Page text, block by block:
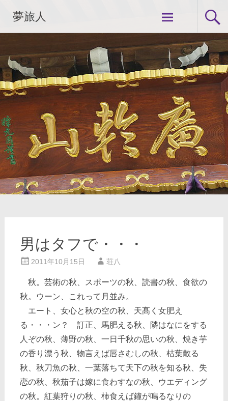
ツ
へ
ス
キ
ッ
プ
夢旅人
男はタフで・・・
2011年10月15日 荘八
秋。芸術の秋、スポーツの秋、読書の秋、食欲の
秋。ウーン、これって月並み。
エート、女心と秋の空の秋、天髙く女肥え
る・・・ン？ 訂正、馬肥える秋、隣はなにをする
人ぞの秋、薄野の秋、一日千秋の思いの秋、焼き芋
の香り漂う秋、物言えば唇さむしの秋、枯葉散る
秋、秋刀魚の秋、一葉落ちて天下の秋を知る秋、失
恋の秋、秋茄子は嫁に食わすなの秋、ウエディング
の秋。紅葉狩りの秋、柿食えば鐘が鳴るなりの